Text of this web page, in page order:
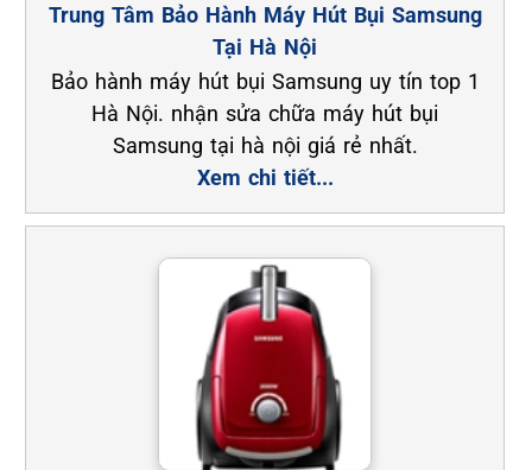
Trung Tâm Bảo Hành Máy Hút Bụi Samsung
Tại Hà Nội
Bảo hành máy hút bụi Samsung uy tín top 1
Hà Nội. nhận sửa chữa máy hút bụi
Samsung tại hà nội giá rẻ nhất.
Xem chi tiết...